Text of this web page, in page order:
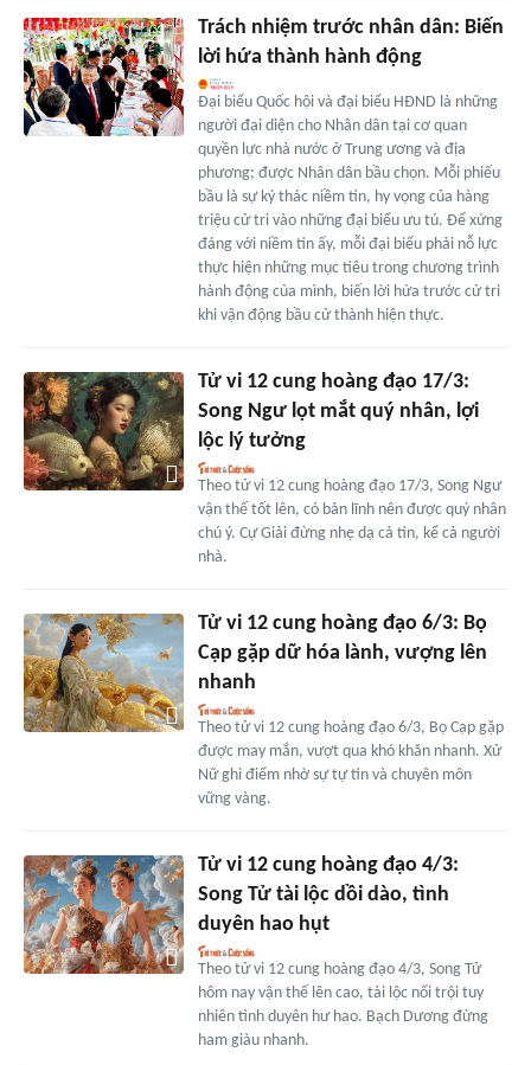
Trách nhiệm trước nhân dân: Biến
lời hứa thành hành động
Đại biểu Quốc hội và đại biểu HĐND là những
người đại diện cho Nhân dân tại cơ quan
quyền lực nhà nước ở Trung ương và địa
phương; được Nhân dân bầu chọn. Mỗi phiếu
bầu là sự ký thác niềm tin, hy vọng của hàng
triệu cử tri vào những đại biểu ưu tú. Để xứng
đáng với niềm tin ấy, mỗi đại biểu phải nỗ lực
thực hiện những mục tiêu trong chương trình
hành động của mình, biến lời hứa trước cử tri
khi vận động bầu cử thành hiện thực.
Tử vi 12 cung hoàng đạo 17/3:
Song Ngư lọt mắt quý nhân, lợi
lộc lý tưởng
Theo tử vi 12 cung hoàng đạo 17/3, Song Ngư
vận thế tốt lên, có bản lĩnh nên được quý nhân
chú ý. Cự Giải đừng nhẹ dạ cả tin, kể cả người
nhà.
Tử vi 12 cung hoàng đạo 6/3: Bọ
Cạp gặp dữ hóa lành, vượng lên
nhanh
Theo tử vi 12 cung hoàng đạo 6/3, Bọ Cạp gặp
được may mắn, vượt qua khó khăn nhanh. Xử
Nữ ghi điểm nhờ sự tự tin và chuyên môn
vững vàng.
Tử vi 12 cung hoàng đạo 4/3:
Song Tử tài lộc dồi dào, tình
duyên hao hụt
Theo tử vi 12 cung hoàng đạo 4/3, Song Tử
hôm nay vận thế lên cao, tài lộc nổi trội tuy
nhiên tình duyên hư hao. Bạch Dương đừng
ham giàu nhanh.